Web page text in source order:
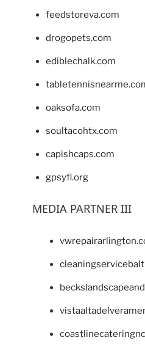
feedstoreva.com
drogopets.com
ediblechalk.com
oaksofa.com
soultacohtx.com
capishcaps.com
gpsyfl.org
MEDIA PARTNER III